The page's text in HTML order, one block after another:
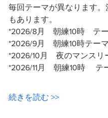
毎回テーマが異なります
もあります。
*2026/8月　朝練10時　テ
*2026/9月　朝練10時テー
*2026/10月　夜のマンスリ
*2026/11月　朝練10時　 テ
続きを読む >>